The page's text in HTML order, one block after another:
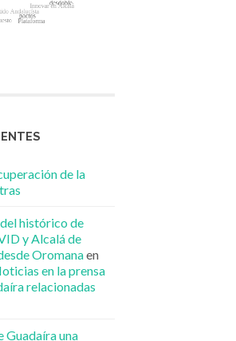
de la
histórico de
y Alcalá de
Oromanaen
en la prensa
relacionadas
Guadaíra una